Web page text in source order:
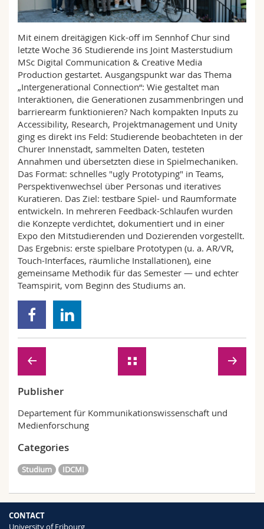
Science and Medicine
Interfaculty
Employees
PhD students
Webmail
Course catalogue
MyUnifr
Mit einem dreitägigen Kick-off im Sennhof Chur sind
letzte Woche 36 Studierende ins Joint Masterstudium
MSc Digital Communication & Creative Media
Production gestartet. Ausgangspunkt war das Thema
„Intergenerational Connection“: Wie gestaltet man
Interaktionen, die Generationen zusammenbringen und
barrierearm funktionieren? Nach kompakten Inputs zu
Accessibility, Research, Projektmanagement und Unity
ging es direkt ins Feld: Studierende beobachteten in der
Churer Innenstadt, sammelten Daten, testeten
Annahmen und übersetzten diese in Spielmechaniken.
Das Format: schnelles "ugly Prototyping" in Teams,
Perspektivenwechsel über Personas und iteratives
Kuratieren. Das Ziel: testbare Spiel- und Raumformate
entwickeln. In mehreren Feedback-Schlaufen wurden
die Konzepte verdichtet, dokumentiert und in einer
Expo den Mitstudierenden und Dozierenden vorgestellt.
Das Ergebnis: erste spielbare Prototypen (u. a. AR/VR,
Touch-Interfaces, räumliche Installationen), eine
gemeinsame Methodik für das Semester — und echter
Teamspirit, vom Beginn des Studiums an.
Publisher
Departement für Kommunikationswissenschaft und
Medienforschung
Categories
Studium IDCMI
CONTACT